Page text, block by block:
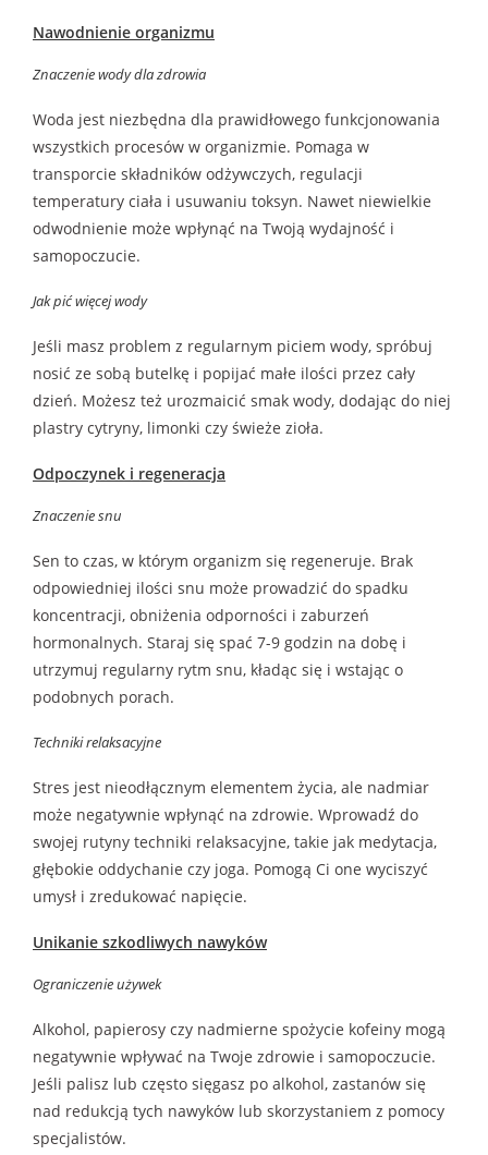
Nawodnienie organizmu
Znaczenie wody dla zdrowia
Woda jest niezbędna dla prawidłowego funkcjonowania
wszystkich procesów w organizmie. Pomaga w
transporcie składników odżywczych, regulacji
temperatury ciała i usuwaniu toksyn. Nawet niewielkie
odwodnienie może wpłynąć na Twoją wydajność i
samopoczucie.
Jak pić więcej wody
Jeśli masz problem z regularnym piciem wody, spróbuj
nosić ze sobą butelkę i popijać małe ilości przez cały
dzień. Możesz też urozmaicić smak wody, dodając do niej
plastry cytryny, limonki czy świeże zioła.
Odpoczynek i regeneracja
Znaczenie snu
Sen to czas, w którym organizm się regeneruje. Brak
odpowiedniej ilości snu może prowadzić do spadku
koncentracji, obniżenia odporności i zaburzeń
hormonalnych. Staraj się spać 7-9 godzin na dobę i
utrzymuj regularny rytm snu, kładąc się i wstając o
podobnych porach.
Techniki relaksacyjne
Stres jest nieodłącznym elementem życia, ale nadmiar
może negatywnie wpłynąć na zdrowie. Wprowadź do
swojej rutyny techniki relaksacyjne, takie jak medytacja,
głębokie oddychanie czy joga. Pomogą Ci one wyciszyć
umysł i zredukować napięcie.
Unikanie szkodliwych nawyków
Ograniczenie używek
Alkohol, papierosy czy nadmierne spożycie kofeiny mogą
negatywnie wpływać na Twoje zdrowie i samopoczucie.
Jeśli palisz lub często sięgasz po alkohol, zastanów się
nad redukcją tych nawyków lub skorzystaniem z pomocy
specjalistów.